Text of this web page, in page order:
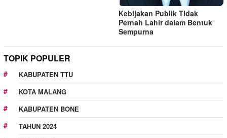
Kebijakan Publik Tidak
Pernah Lahir dalam Bentuk
Sempurna
TOPIK POPULER
KABUPATEN TTU
KOTA MALANG
KABUPATEN BONE
TAHUN 2024